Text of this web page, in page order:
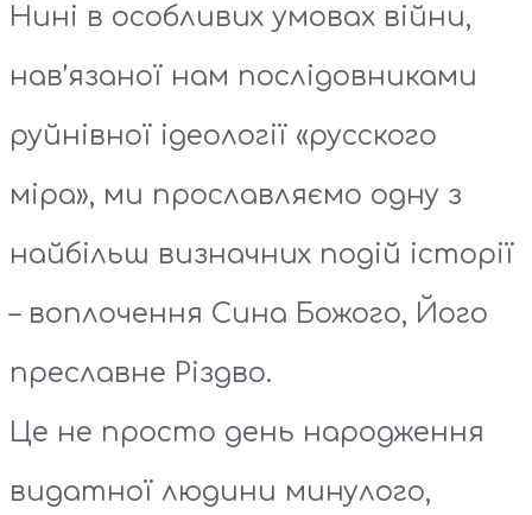
Нині в особливих умовах війни,
нав’язаної нам послідовниками
руйнівної ідеології «русского
міра», ми прославляємо одну з
найбільш визначних подій історії
– воплочення Сина Божого, Його
преславне Різдво.
Це не просто день народження
видатної людини минулого,